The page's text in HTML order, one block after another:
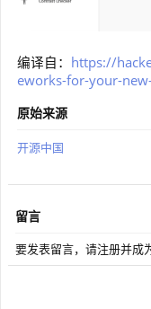
编译自： https://
eworks-for-your-
原始来源
开源中国
留言
要发表留言，请注册并成